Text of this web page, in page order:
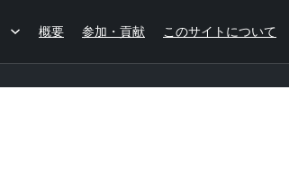
概要 参加・貢献 このサイトについて